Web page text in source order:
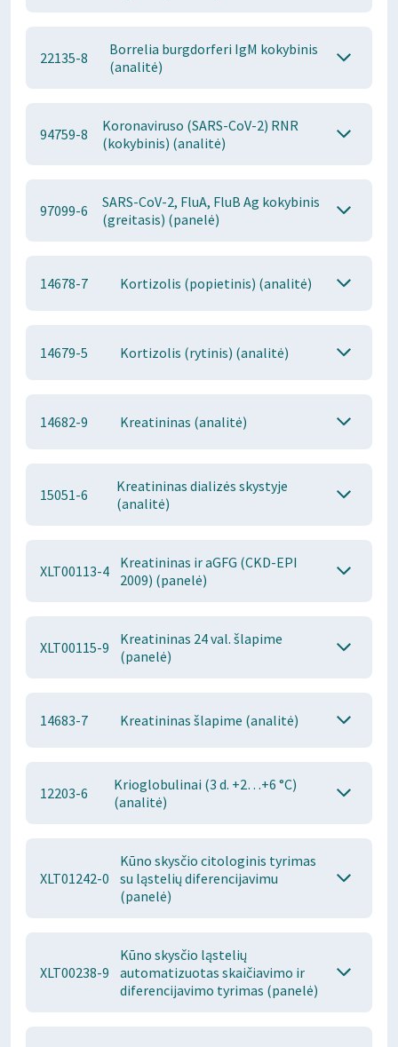
22135-8
Borrelia burgdorferi IgM kokybinis
(analitė)
94759-8
Koronaviruso (SARS-CoV-2) RNR
(kokybinis) (analitė)
97099-6
SARS-CoV-2, FluA, FluB Ag kokybinis
(greitasis) (panelė)
14678-7 Kortizolis (popietinis) (analitė)
14679-5 Kortizolis (rytinis) (analitė)
14682-9 Kreatininas (analitė)
15051-6
Kreatininas dializės skystyje
(analitė)
XLT00113-4
Kreatininas ir aGFG (CKD-EPI
2009) (panelė)
XLT00115-9
Kreatininas 24 val. šlapime
(panelė)
14683-7 Kreatininas šlapime (analitė)
12203-6
Krioglobulinai (3 d. +2…+6 °C)
(analitė)
XLT01242-0
Kūno skysčio citologinis tyrimas
su ląstelių diferencijavimu
(panelė)
XLT00238-9
Kūno skysčio ląstelių
automatizuotas skaičiavimo ir
diferencijavimo tyrimas (panelė)